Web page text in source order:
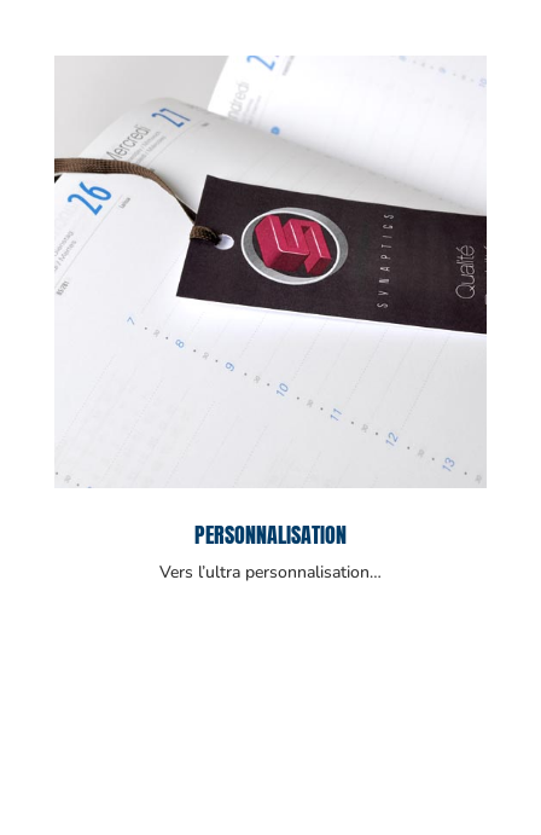
PERSONNALISATION
Vers l’ultra personnalisation…